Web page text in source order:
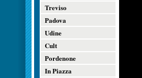
Treviso
Padova
Udine
Cult
Pordenone
In Piazza